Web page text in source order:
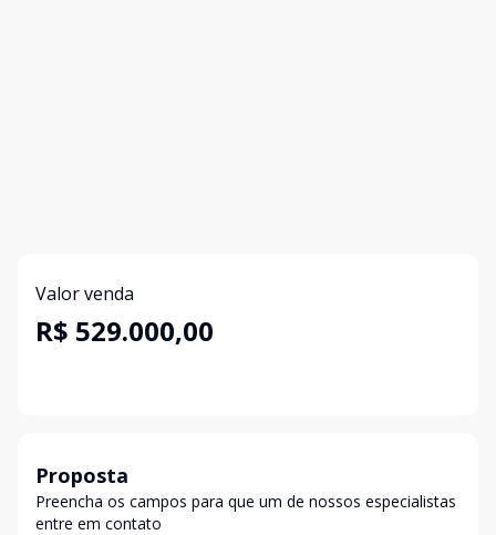
Valor venda
R$ 529.000,00
Proposta
Preencha os campos para que um de nossos especialistas
entre em contato